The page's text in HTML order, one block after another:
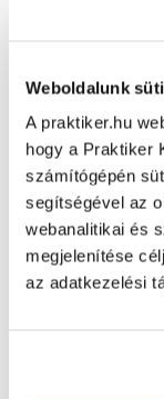
Weboldalunk
A praktiker.hu
hogy a Praktiker
számítógépén
segítségével az
webanalitikai és
megjelenítése
az adatkezelési